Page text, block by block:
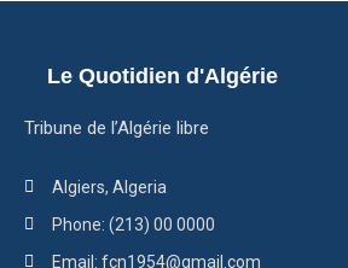
Le Quotidien d'Algérie
Tribune de l’Algérie libre
Algiers, Algeria
Phone: (213) 00 0000
Email: fcn1954@gmail.com